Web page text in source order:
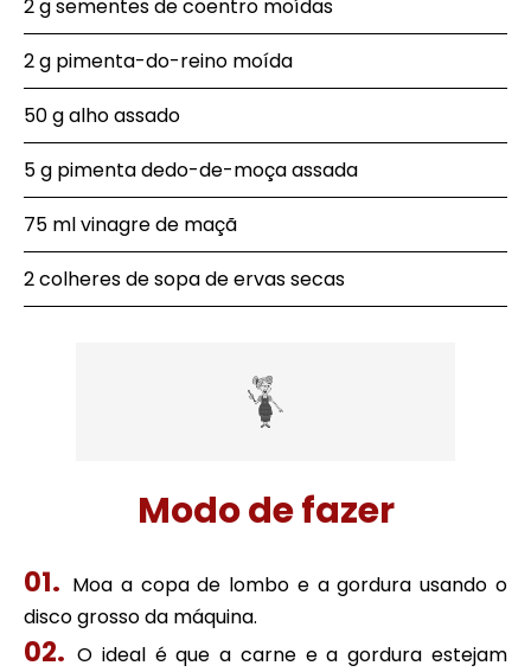
2 g sementes de coentro moídas
2 g pimenta-do-reino moída
50 g alho assado
5 g pimenta dedo-de-moça assada
75 ml vinagre de maçã
2 colheres de sopa de ervas secas
Modo de fazer
Moa a copa de lombo e a gordura usando o
disco grosso da máquina.
O ideal é que a carne e a gordura estejam